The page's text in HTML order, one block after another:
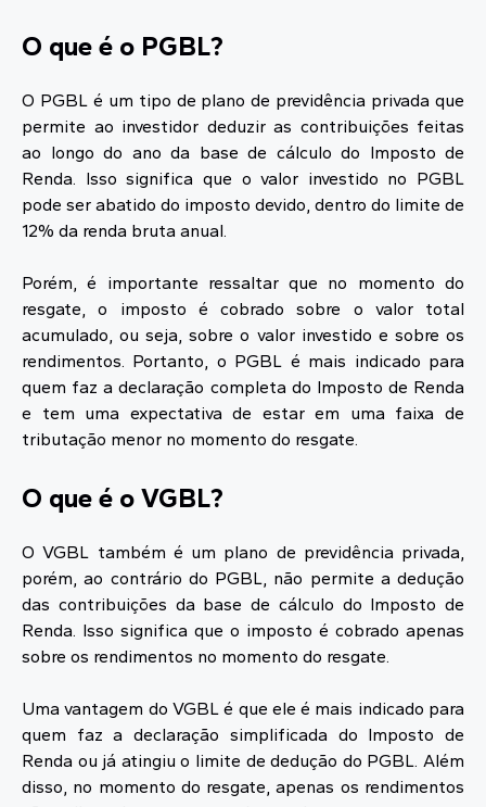
O que é o PGBL?
O PGBL é um tipo de plano de previdência privada que
permite ao investidor deduzir as contribuições feitas
ao longo do ano da base de cálculo do Imposto de
Renda. Isso significa que o valor investido no PGBL
pode ser abatido do imposto devido, dentro do limite de
12% da renda bruta anual.
Porém, é importante ressaltar que no momento do
resgate, o imposto é cobrado sobre o valor total
acumulado, ou seja, sobre o valor investido e sobre os
rendimentos. Portanto, o PGBL é mais indicado para
quem faz a declaração completa do Imposto de Renda
e tem uma expectativa de estar em uma faixa de
tributação menor no momento do resgate.
O que é o VGBL?
O VGBL também é um plano de previdência privada,
porém, ao contrário do PGBL, não permite a dedução
das contribuições da base de cálculo do Imposto de
Renda. Isso significa que o imposto é cobrado apenas
sobre os rendimentos no momento do resgate.
Uma vantagem do VGBL é que ele é mais indicado para
quem faz a declaração simplificada do Imposto de
Renda ou já atingiu o limite de dedução do PGBL. Além
disso, no momento do resgate, apenas os rendimentos